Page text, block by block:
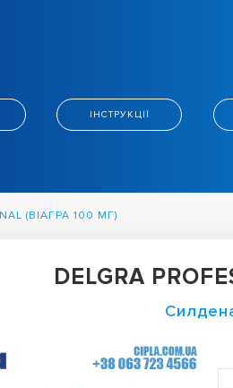
ІНСТРУКЦІЇ
(ВІАГРА 100 МГ)
DELGRA